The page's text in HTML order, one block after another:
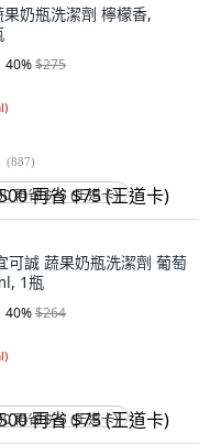
奶瓶洗潔劑 檸檬香,
40%$275
)
(887)
再省 $75 (王道卡)
可誠 蔬果奶瓶洗潔劑 葡萄
1瓶
40%$264
)
再省 $75 (王道卡)